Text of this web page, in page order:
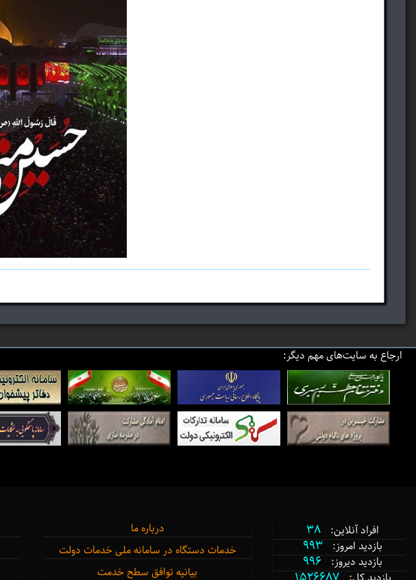
ارجاع به سایت‌های مهم دیگر:
افراد آنلاین: 38
بازدید امروز: 993
بازدید دیروز: 996
درباره ما
خدمات دستگاه در سامانه ملی خدمات دولت
بیانیه توافق سطح خدمت